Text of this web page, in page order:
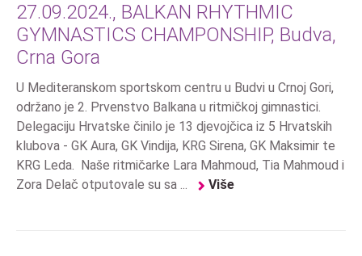
27.09.2024., BALKAN RHYTHMIC
GYMNASTICS CHAMPONSHIP, Budva,
Crna Gora
U Mediteranskom sportskom centru u Budvi u Crnoj Gori,
održano je 2. Prvenstvo Balkana u ritmičkoj gimnastici.
Delegaciju Hrvatske činilo je 13 djevojčica iz 5 Hrvatskih
klubova - GK Aura, GK Vindija, KRG Sirena, GK Maksimir te
KRG Leda. Naše ritmičarke Lara Mahmoud, Tia Mahmoud i
Zora Delač otputovale su sa ...
Više